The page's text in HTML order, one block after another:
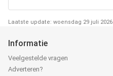
Laatste update: woensdag 29 juli 2026
Informatie
Veelgestelde vragen
Adverteren?